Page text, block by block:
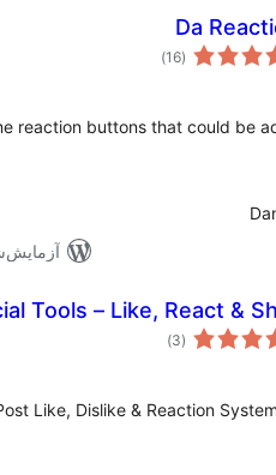
Da
(16
مجموع
امتیازها)
reaction buttons that could be
Tools – Like, React &
(3 مجموع
امتیازها)
Like, Dislike & Reaction